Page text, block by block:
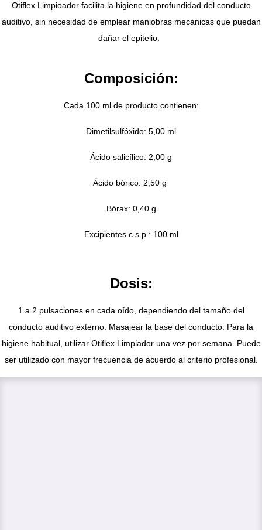
Otiflex Limpioador facilita la higiene en profundidad del conducto
auditivo, sin necesidad de emplear maniobras mecánicas que puedan
dañar el epitelio.
Composición:
Cada 100 ml de producto contienen:
Dimetilsulfóxido: 5,00 ml
Ácido salicílico: 2,00 g
Ácido bórico: 2,50 g
Bórax: 0,40 g
Excipientes c.s.p.: 100 ml
Dosis:
1 a 2 pulsaciones en cada oído, dependiendo del tamaño del
conducto auditivo externo. Masajear la base del conducto. Para la
higiene habitual, utilizar Otiflex Limpiador una vez por semana. Puede
ser utilizado con mayor frecuencia de acuerdo al criterio profesional.